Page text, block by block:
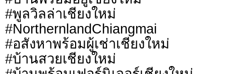
#พูลวิลล่าเชียงใหม่
#NorthernlandChiangmai
#อสังหาพร้อมผู้เช่าเชียงใหม่
#บ้านสวยเชียงใหม่